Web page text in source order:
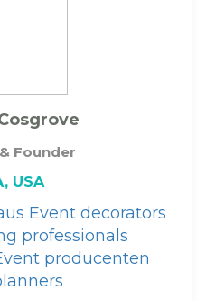
Founder
USA
Event decorators
professionals
producenten